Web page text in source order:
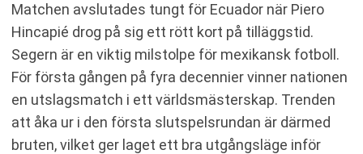
Matchen avslutades tungt för Ecuador när Piero
Hincapié drog på sig ett rött kort på tilläggstid.
Segern är en viktig milstolpe för mexikansk fotboll.
För första gången på fyra decennier vinner nationen
en utslagsmatch i ett världsmästerskap. Trenden
att åka ur i den första slutspelsrundan är därmed
bruten, vilket ger laget ett bra utgångsläge inför